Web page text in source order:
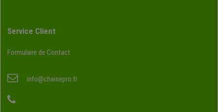
Service Client
Formulaire de Contact
info@chaisepro.fr